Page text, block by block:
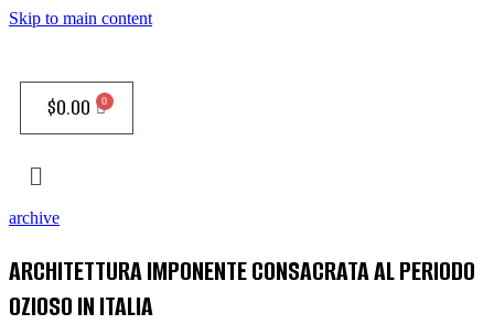
Skip to main content
$0.00
archive
ARCHITETTURA IMPONENTE CONSACRATA AL PERIODO
OZIOSO IN ITALIA